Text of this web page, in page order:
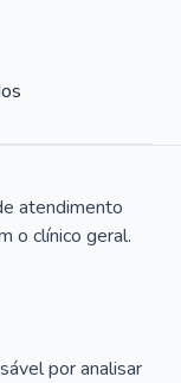
atendimento
o clínico geral.
por analisar